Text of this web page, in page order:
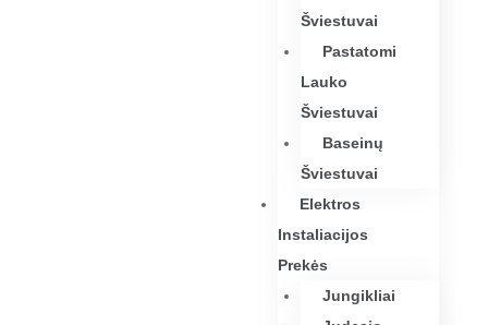
Šviestuvai
Pastatomi
Lauko
Šviestuvai
Baseinų
Šviestuvai
Elektros
Instaliacijos
Prekės
Jungikliai